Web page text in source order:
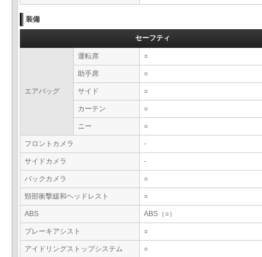
装備
セーフティ
エアバッグ
運転席 ○
助手席 ○
サイド ○
カーテン ○
ニー ○
フロントカメラ -
サイドカメラ -
バックカメラ ○
頸部衝撃緩和ヘッドレスト ○
ABS ABS（○）
ブレーキアシスト ○
アイドリングストップシステム ○